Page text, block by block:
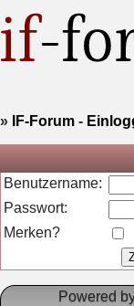
» IF-Forum -
Benutzername:
Passwort:
Merken?
Powered